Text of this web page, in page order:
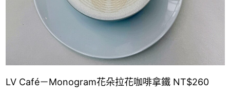
LV Café－Monogram花朵拉花咖啡拿鐵 NT$260